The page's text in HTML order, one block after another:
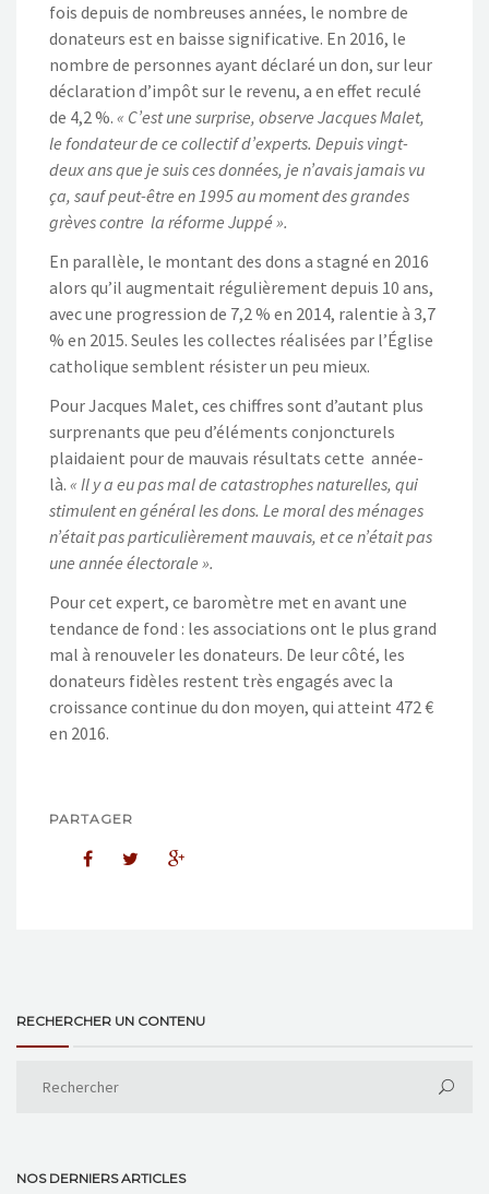
fois depuis de nombreuses années, le nombre de
donateurs est en baisse significative. En 2016, le
nombre de personnes ayant déclaré un don, sur leur
déclaration d’impôt sur le revenu, a en effet reculé
de 4,2 %. « C’est une surprise, observe Jacques Malet,
le fondateur de ce collectif d’experts. Depuis vingt-
deux ans que je suis ces données, je n’avais jamais vu
ça, sauf peut-être en 1995 au moment des grandes
grèves contre la réforme Juppé ».
En parallèle, le montant des dons a stagné en 2016
alors qu’il augmentait régulièrement depuis 10 ans,
avec une progression de 7,2 % en 2014, ralentie à 3,7
% en 2015. Seules les collectes réalisées par l’Église
catholique semblent résister un peu mieux.
Pour Jacques Malet, ces chiffres sont d’autant plus
surprenants que peu d’éléments conjoncturels
plaidaient pour de mauvais résultats cette année-
là. « Il y a eu pas mal de catastrophes naturelles, qui
stimulent en général les dons. Le moral des ménages
n’était pas particulièrement mauvais, et ce n’était pas
une année électorale ».
Pour cet expert, ce baromètre met en avant une
tendance de fond : les associations ont le plus grand
mal à renouveler les donateurs. De leur côté, les
donateurs fidèles restent très engagés avec la
croissance continue du don moyen, qui atteint 472 €
en 2016.
PARTAGER
RECHERCHER UN CONTENU
NOS DERNIERS ARTICLES